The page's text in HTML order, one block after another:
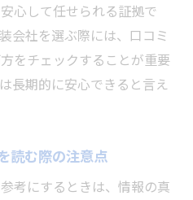
心して任せられる証拠で
会社を選ぶ際には、口コミ
をチェックすることが重要
長期的に安心できると言え
読む際の注意点
考にするときは、情報の真